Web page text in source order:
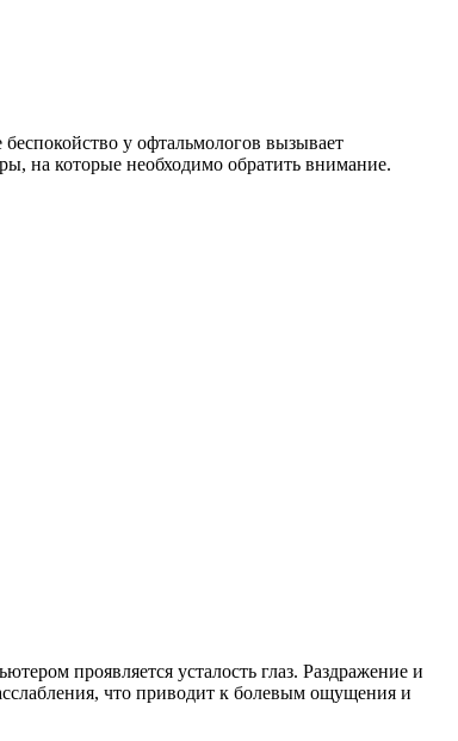
на которые необходимо обратить внимание.
проявляется усталость глаз. Раздражение и
что приводит к болевым ощущения и